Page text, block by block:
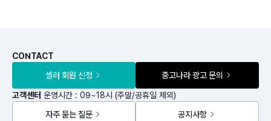
CONTACT
셀러 회원 신청
중고나라 광고 문의
고객센터 운영시간 : 09~18시 (주말/공휴일 제외)
자주 묻는 질문
공지사항